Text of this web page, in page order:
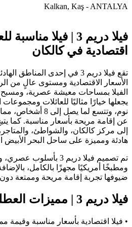
Kalkan, Kaş - ANTALYA
فيلا دريم 3 | فيلا
اقتصادية في كالكان
تقع فيلا دريم 3 في إحدى
الأسعار الاقتصادية ومستوى عالٍ من
الفيلا بمساحات معيشة عصرية،
نوم، وتتسع لما يصل
عن إقامة مريحة بأسعار مناسبة. كما
إلى مركز كالكان، والشواطئ،
هادئة ومميزة على ساحل البحر الأبيض
تم تصميم فيلا دريم 3
ومطبخًا أمريكيًا مجهزًا بالكامل،
ضيوفها تجربة إقامة مريحة وممتعة دون
فيلا دريم 3 | مميزات العطلة الاقتصادية
• فيلا اقتصادية بأسعار مناسبة وقيمة